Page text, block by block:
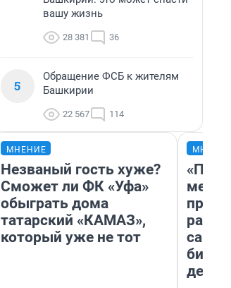
вашу жизнь
28 381 36
5
Обращение ФСБ к жителям
Башкирии
22 567 114
МНЕНИЕ
Незваный гость хуже?
Сможет ли ФК «Уфа»
обыграть дома
татарский «КАМАЗ»,
который уже не тот